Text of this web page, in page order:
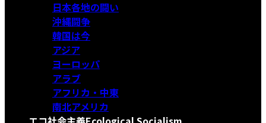
日本各地の闘い
沖縄闘争
韓国は今
アジア
ヨーロッパ
アラブ
アフリカ・中東
南北アメリカ